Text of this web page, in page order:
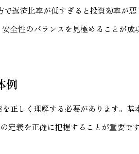
返済比率が低すぎると投資効率が
全性のバランスを見極めることが成
例
正しく理解する必要があります。基
義を正確に把握することが重要です